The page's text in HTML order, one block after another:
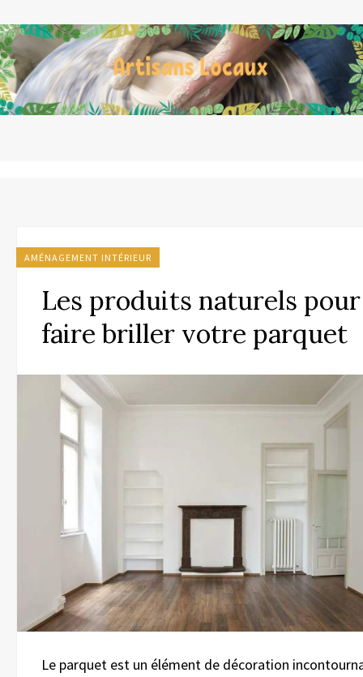
AMÉNAGEMENT INTÉRIEUR
Les produits naturels pour
faire briller votre parquet
Le parquet est un élément de décoration